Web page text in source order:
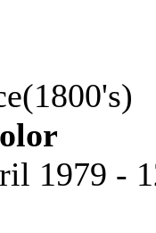
1979 -